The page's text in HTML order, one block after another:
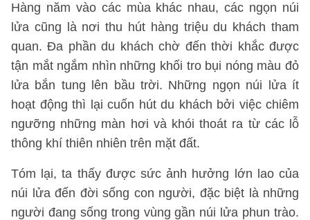
Hàng năm vào các mùa khác nhau, các ngọn núi
lửa cũng là nơi thu hút hàng triệu du khách tham
quan. Đa phần du khách chờ đến thời khắc được
tận mắt ngắm nhìn những khối tro bụi nóng màu đỏ
lửa bắn tung lên bầu trời. Những ngọn núi lửa ít
hoạt động thì lại cuốn hút du khách bởi việc chiêm
ngưỡng những màn hơi và khói thoát ra từ các lỗ
thông khí thiên nhiên trên mặt đất.
Tóm lại, ta thấy được sức ảnh hưởng lớn lao của
núi lửa đến đời sống con người, đặc biệt là những
người đang sống trong vùng gần núi lửa phun trào.